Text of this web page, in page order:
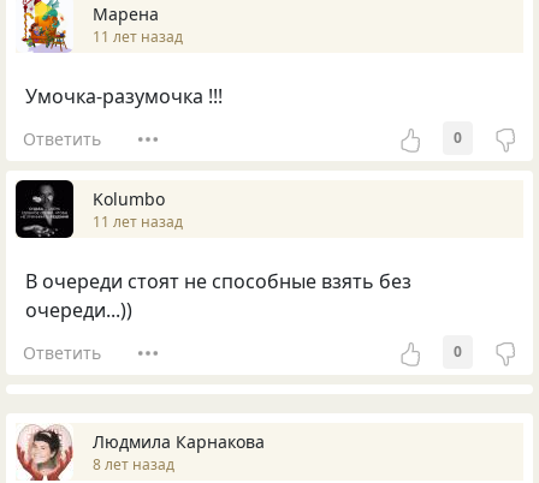
Марена
11 лет назад
Умочка-разумочка !!!
Ответить 0
Kolumbo
11 лет назад
В очереди стоят не способные взять без
очереди...))
Ответить 0
Людмила Карнакова
8 лет назад